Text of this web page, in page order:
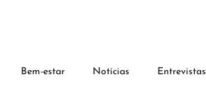
Bem-estar Notícias Entrevistas